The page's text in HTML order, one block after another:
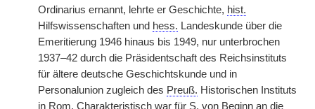
Ordinarius ernannt, lehrte er Geschichte, hist.
Hilfswissenschaften und hess. Landeskunde über die
Emeritierung 1946 hinaus bis 1949, nur unterbrochen
1937–42 durch die Präsidentschaft des Reichsinstituts
für ältere deutsche Geschichtskunde und in
Personalunion zugleich des Preuß. Historischen Instituts
in Rom. Charakteristisch war für S. von Beginn an die